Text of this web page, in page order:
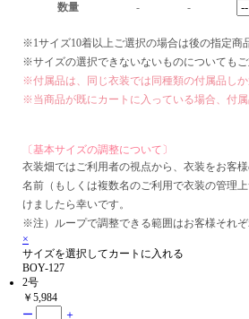
数量 - -
※1サイズ10着以上ご選択の場合は後の指定商
※サイズの選択できないないものについても
※付属品は、同じ衣装では同種類の付属品し
※当商品が既にカートに入っている場合、付
〔基本サイズの調整について〕
衣装畑ではご利用者の視点から、衣装をお客
名前（もしくは複数名のご利用で衣装の管理
けましたら幸いです。
※注）ループで調整できる範囲はお客様それ
×
サイズを選択してカートに入れる
BOY-127
2号
￥5,984
ー
＋